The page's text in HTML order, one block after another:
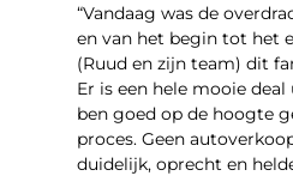
“Vandaag was de
en van het begin tot het
(Ruud en zijn team) dit
Er is een hele mooie
ben goed op de hoogte
proces. Geen
duidelijk, oprecht en